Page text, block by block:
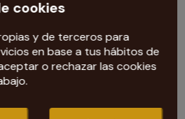
al correo
cookies
y de terceros para
en base a tus hábitos de
o rechazar las cookies